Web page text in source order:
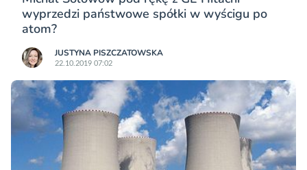
wyprzedzi państwowe spółki w wyścigu po
atom?
JUSTYNA PISZCZATOWSKA
22.10.2019 07:02